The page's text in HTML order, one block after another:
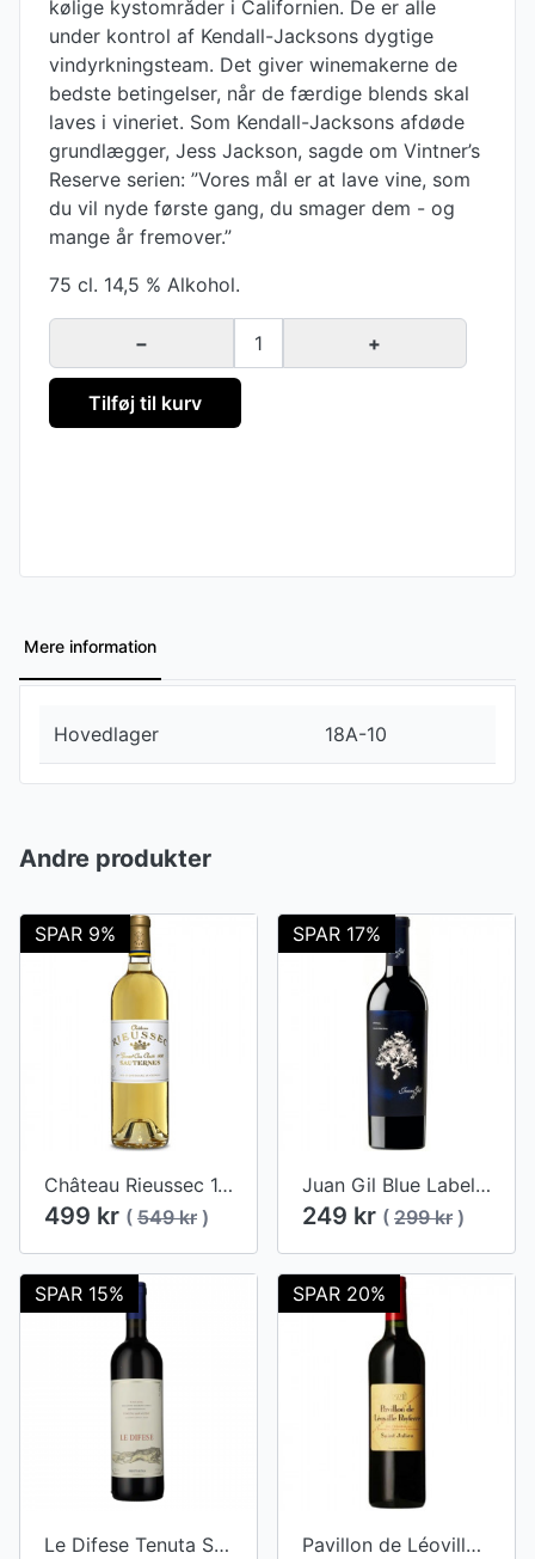
kølige kystområder i Californien. De er alle
under kontrol af Kendall-Jacksons dygtige
vindyrkningsteam. Det giver winemakerne de
bedste betingelser, når de færdige blends skal
laves i vineriet. Som Kendall-Jacksons afdøde
grundlægger, Jess Jackson, sagde om Vintner’s
Reserve serien: ”Vores mål er at lave vine, som
du vil nyde første gang, du smager dem - og
mange år fremover.”
75 cl. 14,5 % Alkohol.
− 1 +
Tilføj til kurv
Mere information
Hovedlager 18A-10
Andre produkter
SPAR 9%
Château Rieussec 1. Cru Classé, Sauternes, 2018
499 kr ( 549 kr )
SPAR 17%
Juan Gil Blue Label, Jumilla, 2016
249 kr ( 299 kr )
SPAR 15%
Le Difese Tenuta San Guido 2022
SPAR 20%
Pavillon de Léoville Poyferré St. Julien, 2016